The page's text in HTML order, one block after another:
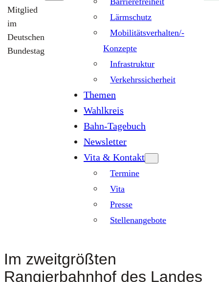
Mitglied
im
Deutschen
Bundestag
Lärmschutz
Mobilitätsverhalten/-
Konzepte
Infrastruktur
Verkehrssicherheit
Themen
Wahlkreis
Bahn-Tagebuch
Newsletter
Vita & Kontakt
Termine
Vita
Presse
Stellenangebote
Im zweitgrößten
Rangierbahnhof des Landes